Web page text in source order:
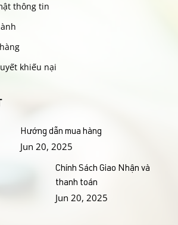
thông tin
khiếu nại
Hướng dẫn mua hàng
Jun 20, 2025
Chính Sách Giao Nhận và
thanh toán
Jun 20, 2025